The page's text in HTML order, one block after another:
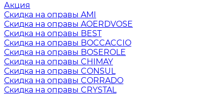
Акция
Скидка на оправы AMI
Скидка на оправы AOERDVOSE
Скидка на оправы BEST
Скидка на оправы BOCCACCIO
Скидка на оправы BOSEROLE
Скидка на оправы CHIMAY
Скидка на оправы CONSUL
Скидка на оправы CORRADO
Скидка на оправы CRYSTAL